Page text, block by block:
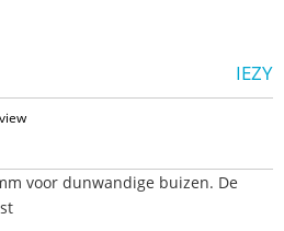
IEZY
voor dunwandige buizen. De